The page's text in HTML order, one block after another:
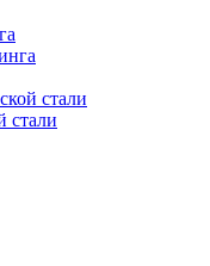
стали
стали